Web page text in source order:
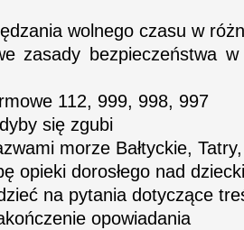
wolnego czasu w
zasady bezpieczeństwa
112, 999, 998, 997
się zgubi
morze Bałtyckie,
opieki dorosłego nad
na pytania dotyczące
opowiadania